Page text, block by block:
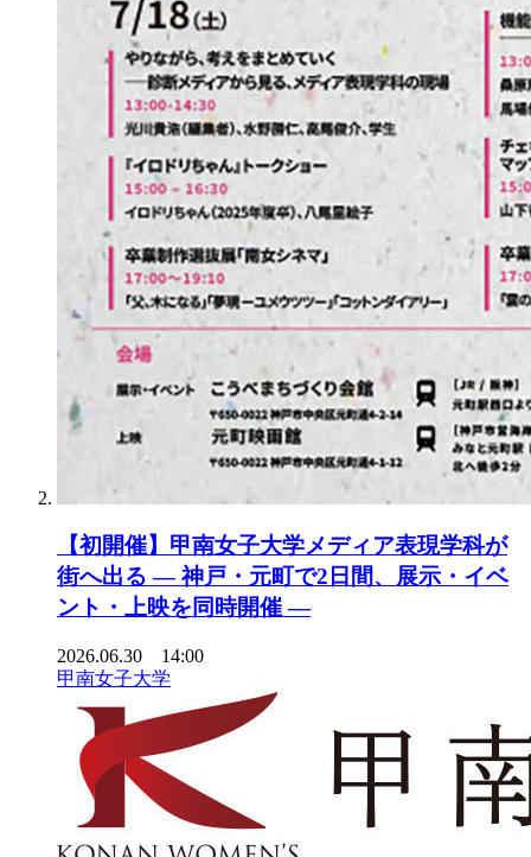
【初開催】甲南女子大学メディア表現学科が
街へ出る ― 神戸・元町で2日間、展示・イベ
ント・上映を同時開催 ―
2026.06.30 14:00
甲南女子大学